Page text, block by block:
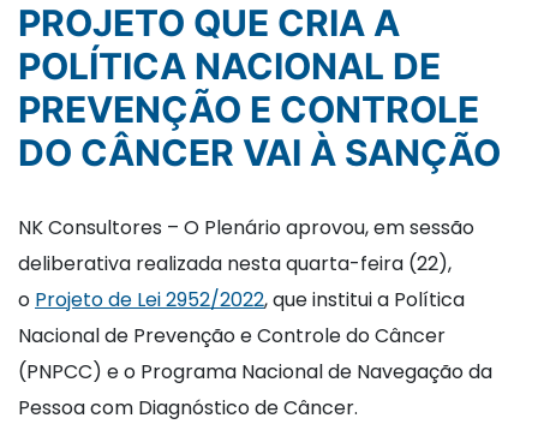
PROJETO QUE CRIA A
POLÍTICA NACIONAL DE
PREVENÇÃO E CONTROLE
DO CÂNCER VAI À SANÇÃO
NK Consultores – O Plenário aprovou, em sessão
deliberativa realizada nesta quarta-feira (22),
o Projeto de Lei 2952/2022, que institui a Política
Nacional de Prevenção e Controle do Câncer
(PNPCC) e o Programa Nacional de Navegação da
Pessoa com Diagnóstico de Câncer.